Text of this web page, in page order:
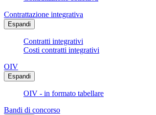
Contrattazione integrativa
Espandi
Contratti integrativi
Costi contratti integrativi
OIV
Espandi
OIV - in formato tabellare
Bandi di concorso